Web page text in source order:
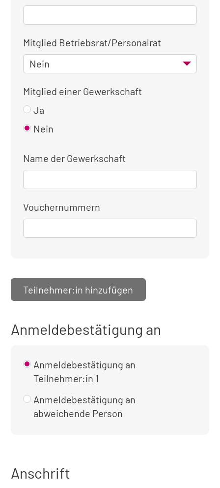
Mitglied Betriebsrat/Personalrat
Mitglied einer Gewerkschaft
Ja
Nein
Name der Gewerkschaft
Vouchernummern
Teilnehmer:in hinzufügen
Anmeldebestätigung an
Anmeldebestätigung an
Teilnehmer:in 1
Anmeldebestätigung an
abweichende Person
Anschrift